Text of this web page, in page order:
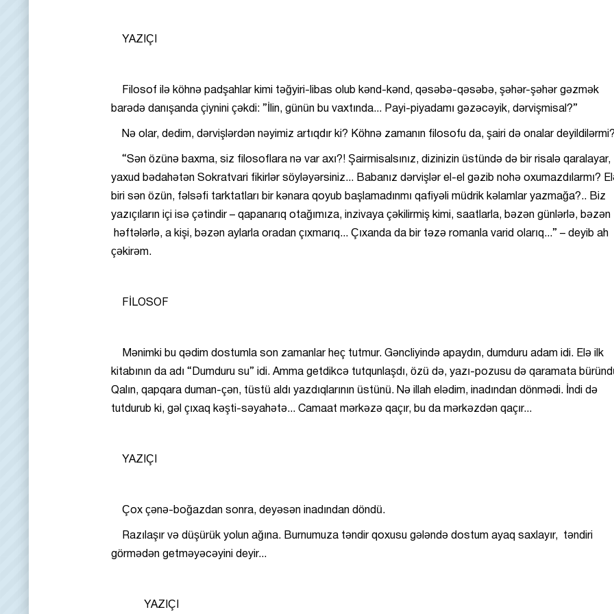
YAZIÇI
Filosof ilə köhnə padşahlar kimi təğyiri-libas olub kənd-kənd, qəsəbə-qəsəbə, şəhər-şəhər gəzmək
barədə danışanda çiynini çəkdi: ”İlin, günün bu vaxtında... Payi-piyadamı gəzəcəyik, dərvişmisal?”
Nə olar, dedim, dərvişlərdən nəyimiz artıqdır ki? Köhnə zamanın filosofu da, şairi də onalar
“Sən özünə baxma, siz filosoflara nə var axı?! Şairmisalsınız, dizinizin üstündə də bir risalə qaralayar,
yaxud bədahətən Sokratvari fikirlər söyləyərsiniz... Babanız dərvişlər el-el gəzib nohə oxumazdılarmı?
biri sən özün, fəlsəfi tarktatları bir kənara qoyub başlamadınmı qafiyəli müdrik kəlamlar yazmağa?.. Biz
yazıçıların içi isə çətindir – qapanarıq otağımıza, inzivaya çəkilirmiş kimi, saatlarla, bəzən günlərlə, bəzən
həftələrlə, a kişi, bəzən aylarla oradan çıxmarıq... Çıxanda da bir təzə romanla varid olarıq...” – deyib ah
çəkirəm.
FİLOSOF
Mənimki bu qədim dostumla son zamanlar heç tutmur. Gəncliyində apaydın, dumduru adam idi. Elə ilk
kitabının da adı “Dumduru su” idi. Amma getdikcə tutqunlaşdı, özü də, yazı-pozusu də qaramata
Qalın, qapqara duman-çən, tüstü aldı yazdıqlarının üstünü. Nə illah elədim, inadından dönmədi. İndi də
tutdurub ki, gəl çıxaq kəşti-səyahətə... Camaat mərkəzə qaçır, bu da mərkəzdən qaçır...
YAZIÇI
Çox çənə-boğazdan sonra, deyəsən inadından döndü.
Razılaşır və düşürük yolun ağına. Burnumuza təndir qoxusu gələndə dostum ayaq saxlayır, təndiri
görmədən getməyəcəyini deyir...
YAZIÇI